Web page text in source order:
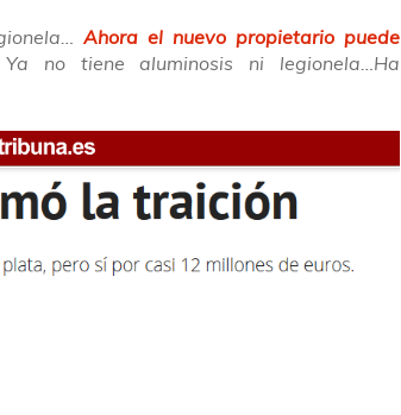
Ahora el nuevo propietario puede
no tiene aluminosis ni legionela…Ha